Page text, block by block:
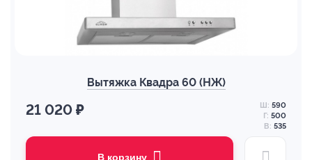
Вытяжка Квадра 60 (НЖ)
21 020 ₽ Ш: 590
Г: 500
В: 535
В корзину